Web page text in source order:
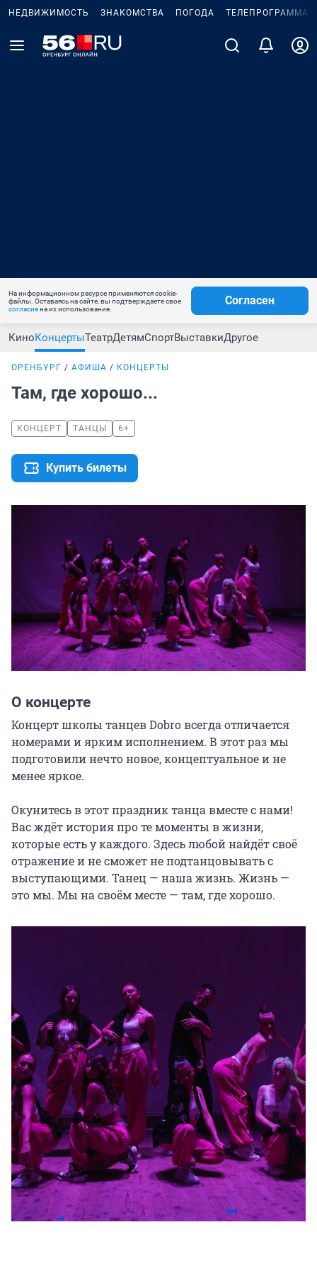
НЕДВИЖИМОСТЬ ЗНАКОМСТВА ПОГОДА ТЕЛЕПРОГРАММА
На информационном ресурсе применяются cookie-
файлы. Оставаясь на сайте, вы подтверждаете свое
согласиена их использование.
Согласен
КиноКонцертыТеатрДетямСпортВыставкиДругое
ОРЕНБУРГ АФИША КОНЦЕРТЫ
Там, где хорошо...
КОНЦЕРТ ТАНЦЫ 6+
Купить билеты
О концерте
Концерт школы танцев Dobro всегда отличается
номерами и ярким исполнением. В этот раз мы
подготовили нечто новое, концептуальное и не
менее яркое.
Окунитесь в этот праздник танца вместе с нами!
Вас ждёт история про те моменты в жизни,
которые есть у каждого. Здесь любой найдёт своё
отражение и не сможет не подтанцовывать с
выступающими. Танец — наша жизнь. Жизнь —
это мы. Мы на своём месте — там, где хорошо.